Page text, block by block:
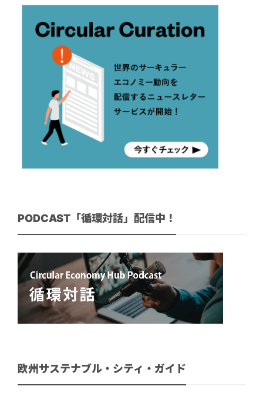
PODCAST「循環対話」配信中！
欧州サステナブル・シティ・ガイド